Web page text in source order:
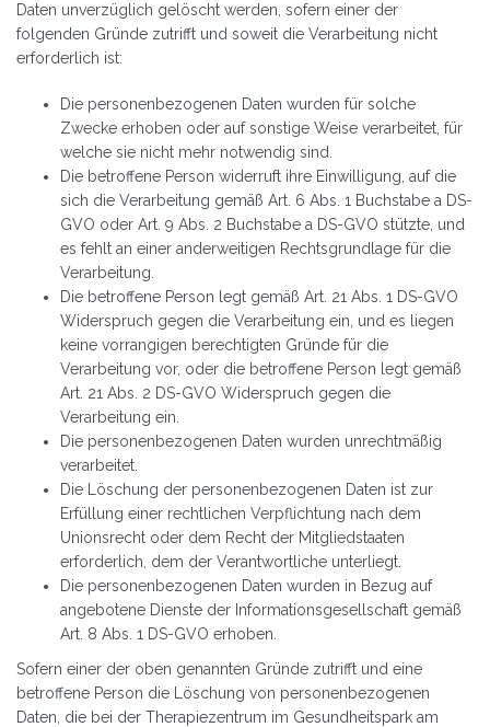
Daten unverzüglich gelöscht werden, sofern einer der
folgenden Gründe zutrifft und soweit die Verarbeitung nicht
erforderlich ist:
Die personenbezogenen Daten wurden für solche
Zwecke erhoben oder auf sonstige Weise verarbeitet, für
welche sie nicht mehr notwendig sind.
Die betroffene Person widerruft ihre Einwilligung, auf die
sich die Verarbeitung gemäß Art. 6 Abs. 1 Buchstabe a DS-
GVO oder Art. 9 Abs. 2 Buchstabe a DS-GVO stützte, und
es fehlt an einer anderweitigen Rechtsgrundlage für die
Verarbeitung.
Die betroffene Person legt gemäß Art. 21 Abs. 1 DS-GVO
Widerspruch gegen die Verarbeitung ein, und es liegen
keine vorrangigen berechtigten Gründe für die
Verarbeitung vor, oder die betroffene Person legt gemäß
Art. 21 Abs. 2 DS-GVO Widerspruch gegen die
Verarbeitung ein.
Die personenbezogenen Daten wurden unrechtmäßig
verarbeitet.
Die Löschung der personenbezogenen Daten ist zur
Erfüllung einer rechtlichen Verpflichtung nach dem
Unionsrecht oder dem Recht der Mitgliedstaaten
erforderlich, dem der Verantwortliche unterliegt.
Die personenbezogenen Daten wurden in Bezug auf
angebotene Dienste der Informationsgesellschaft gemäß
Art. 8 Abs. 1 DS-GVO erhoben.
Sofern einer der oben genannten Gründe zutrifft und eine
betroffene Person die Löschung von personenbezogenen
Daten, die bei der Therapiezentrum im Gesundheitspark am